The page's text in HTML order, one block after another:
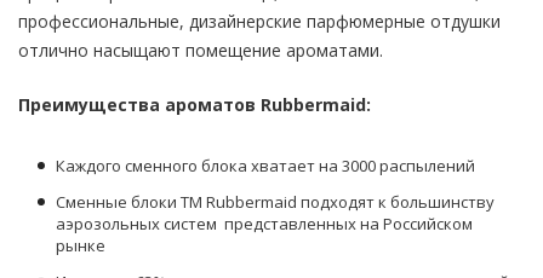
профессиональные, дизайнерские парфюмерные отдушки
отлично насыщают помещение ароматами.
Преимущества ароматов Rubbermaid:
Каждого сменного блока хватает на 3000 распылений
Сменные блоки TM Rubbermaid подходят к большинству
аэрозольных систем представленных на Российском
рынке